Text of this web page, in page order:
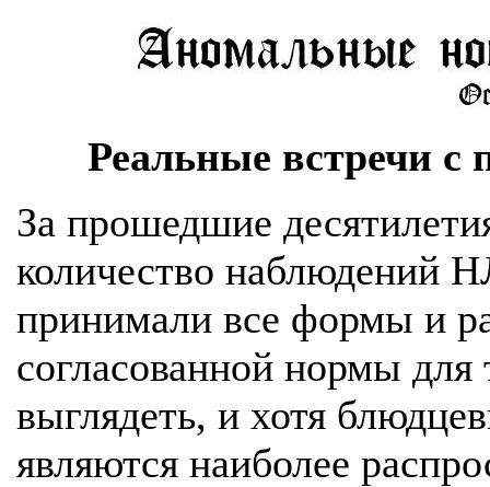
Реальные встречи
За прошедшие
количество наблюдений
принимали все формы и
согласованной нормы
выглядеть, и хотя
являются наиболее